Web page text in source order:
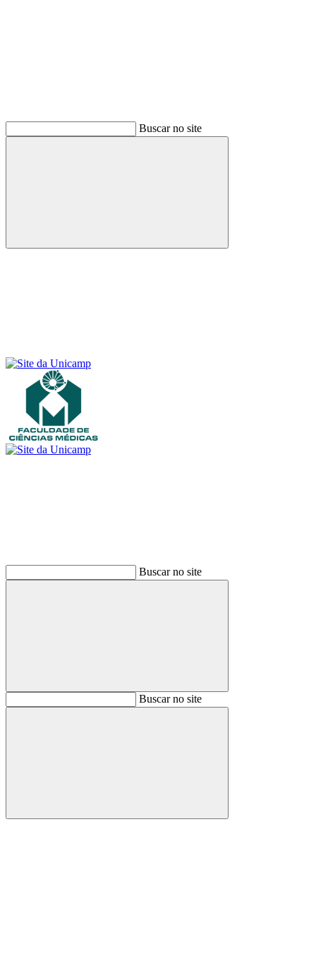
Buscar no site
Buscar
Buscar no site
BuscarBuscar no site
Buscar